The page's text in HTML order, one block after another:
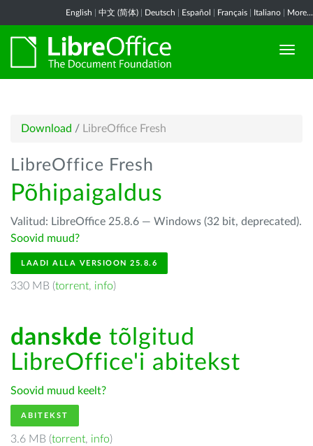
English 中文 (简体) Deutsch Español Français Italiano More...
Download / LibreOffice Fresh
LibreOffice Fresh
Põhipaigaldus
Valitud: LibreOffice 25.8.6 — Windows (32 bit, deprecated).
Soovid muud?
LAADI ALLA VERSIOON 25.8.6
330 MB (torrent, info)
danskde tõlgitud
LibreOffice'i abitekst
Soovid muud keelt?
ABITEKST
3.6 MB (torrent, info)